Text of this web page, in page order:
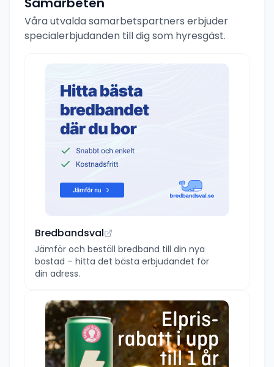
Våra utvalda samarbetspartners erbjuder
specialerbjudanden till dig som hyresgäst.
Bredbandsval
Jämför och beställ bredband till din nya
bostad – hitta det bästa erbjudandet för
din adress.